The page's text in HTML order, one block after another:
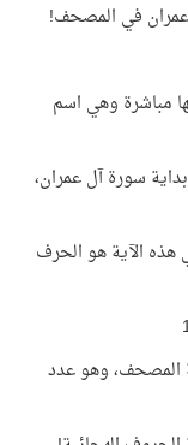
مباشرة وهي اسم
هذه الآية هو الكلمة رقم 343 من بداية سورة آل عمران،
الآية هو الحرف
المصحف، وهو عدد